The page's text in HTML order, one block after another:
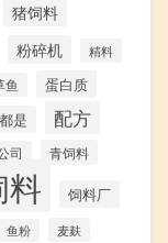
猪饲料
粉碎机
精料
鱼 蛋白质
都是 配方
司 青饲料
料 饲料厂
鱼粉 麦麸